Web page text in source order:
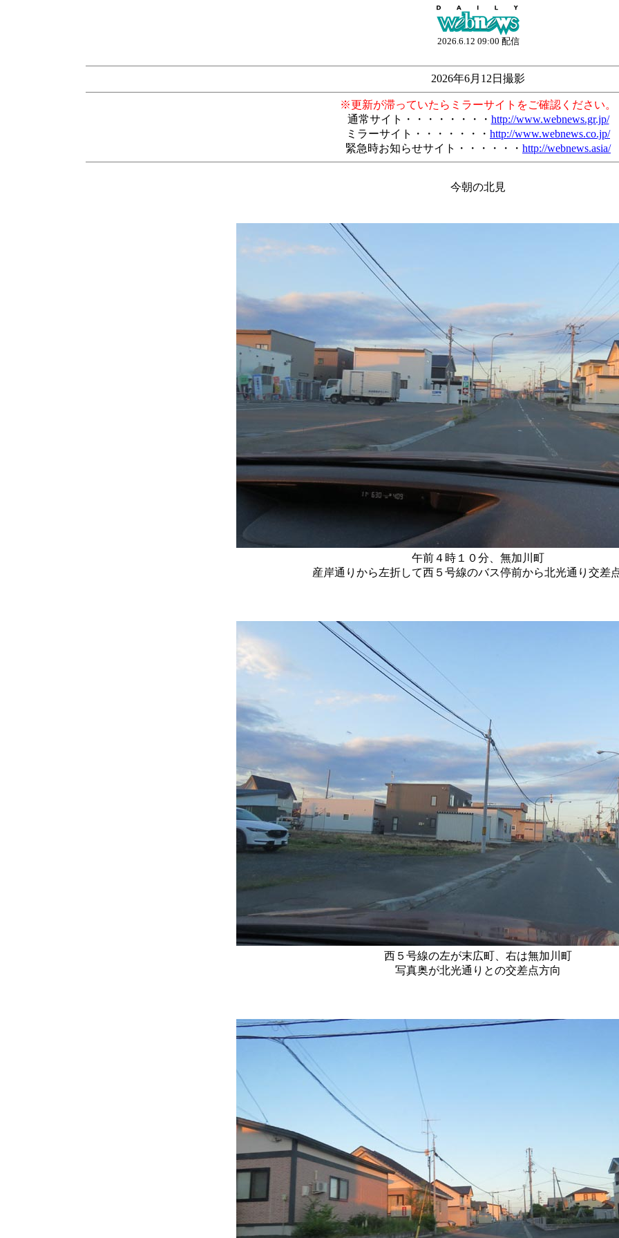
2026.6.12 09:00 配信
2026年6月12日撮影
※更新が滞っていたらミラーサイトをご確認ください。
通常サイト・・・・・・・・ http://www.webnews.gr.jp/
ミラーサイト・・・・・・・ http://www.webnews.co.jp/
緊急時お知らせサイト・・・・・・ http://webnews.asia/
今朝の北見
午前４時１０分、無加川町
産岸通りから左折して西５号線のバス停前から北光通り交差
西５号線の左が末広町、右は無加川町
写真奥が北光通りとの交差点方向